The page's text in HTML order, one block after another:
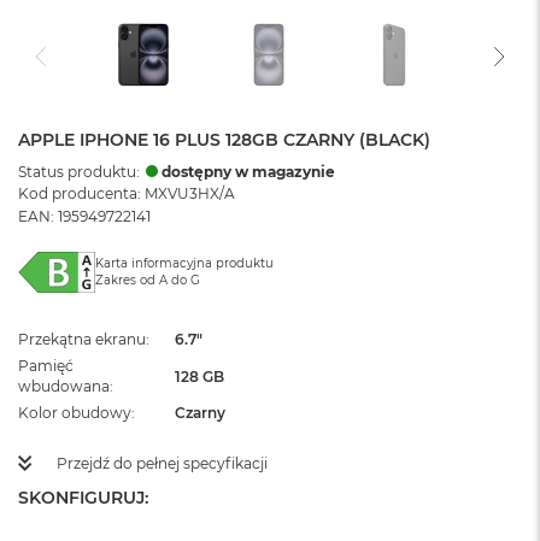
APPLE IPHONE 16 PLUS 128GB CZARNY (BLACK)
Status produktu:
dostępny w magazynie
Kod producenta: MXVU3HX/A
EAN: 195949722141
Karta informacyjna produktu
Zakres od A do G
Przekątna ekranu
6.7"
Pamięć
wbudowana
128 GB
Kolor obudowy Czarny
Przejdź do pełnej specyfikacji
SKONFIGURUJ: